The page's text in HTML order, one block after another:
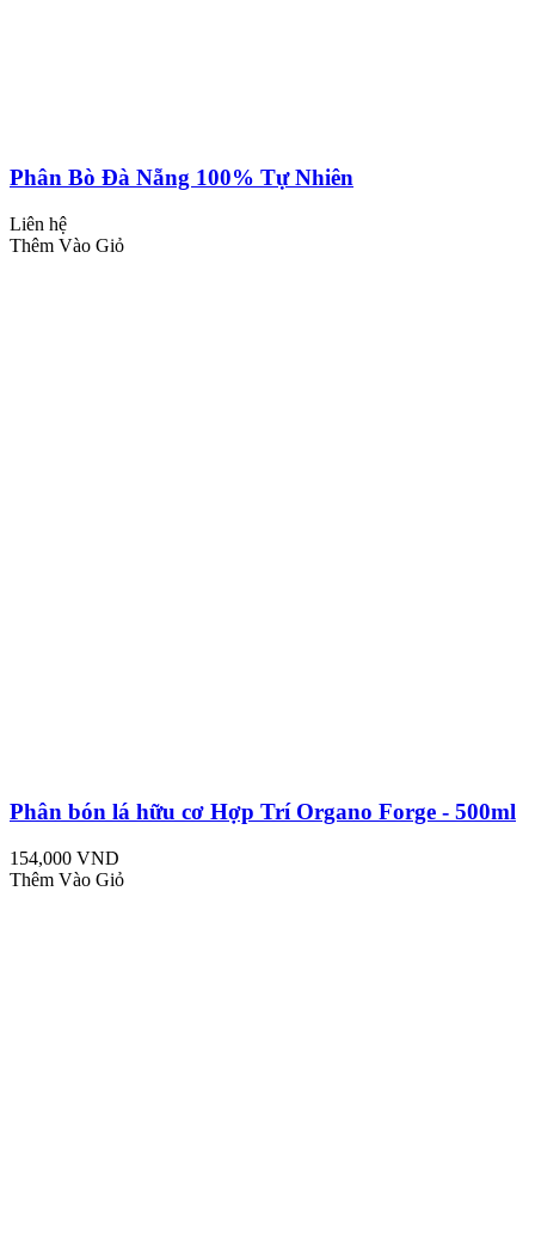
Phân Bò Đà Nẵng 100% Tự Nhiên
Liên hệ
Thêm Vào Giỏ
Phân bón lá hữu cơ Hợp Trí Organo Forge - 500ml
154,000 VND
Thêm Vào Giỏ